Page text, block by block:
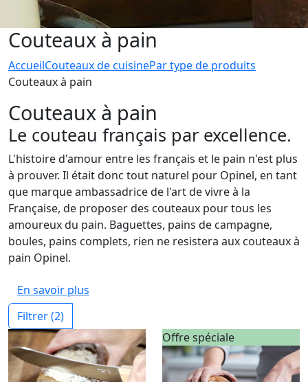
Couteaux à pain
AccueilCouteaux de cuisinePar type de produits
Couteaux à pain
Couteaux à pain
Le couteau français par excellence.
L'histoire d'amour entre les français et le pain n'est plus
à prouver. Il était donc tout naturel pour Opinel, en tant
que marque ambassadrice de l'art de vivre à la
Française, de proposer des couteaux pour tous les
amoureux du pain. Baguettes, pains de campagne,
boules, pains complets, rien ne resistera aux couteaux à
pain Opinel.
En savoir plus
Filtrer(2)
Offre spéciale